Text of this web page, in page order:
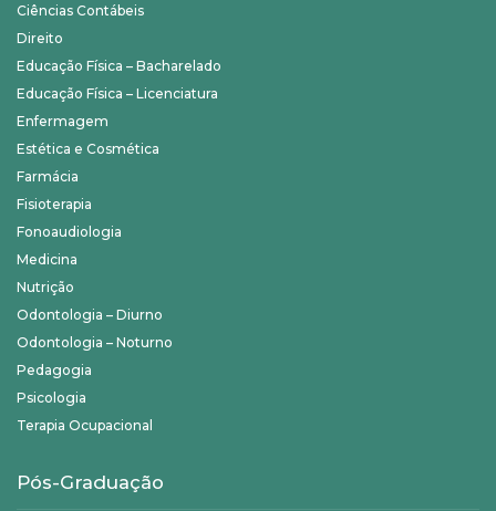
Ciências Contábeis
Direito
Educação Física – Bacharelado
Educação Física – Licenciatura
Enfermagem
Estética e Cosmética
Farmácia
Fisioterapia
Fonoaudiologia
Medicina
Nutrição
Odontologia – Diurno
Odontologia – Noturno
Pedagogia
Psicologia
Terapia Ocupacional
Pós-Graduação